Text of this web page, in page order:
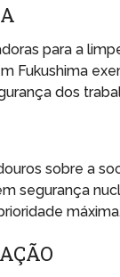
para a
Fukushima
dos
sobre a
segurança